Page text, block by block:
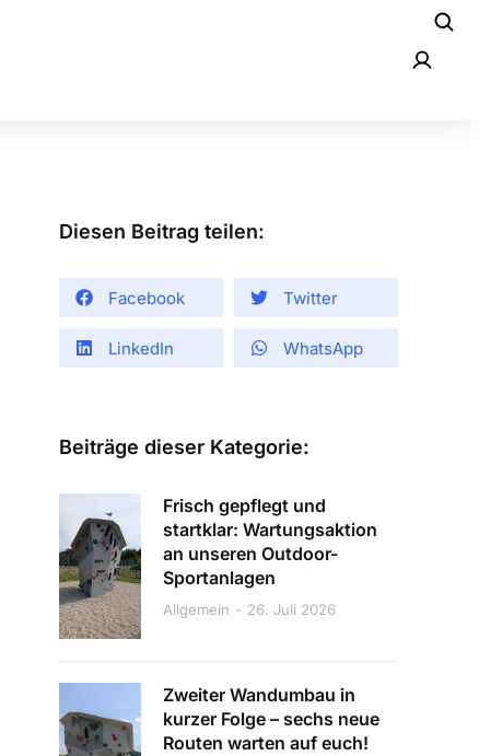
Diesen Beitrag teilen:
Facebook Twitter
LinkedIn WhatsApp
Beiträge dieser Kategorie:
Frisch gepflegt und
startklar: Wartungsaktion
an unseren Outdoor-
Sportanlagen
Allgemein 26. Juli 2026
Zweiter Wandumbau in
kurzer Folge – sechs neue
Routen warten auf euch!